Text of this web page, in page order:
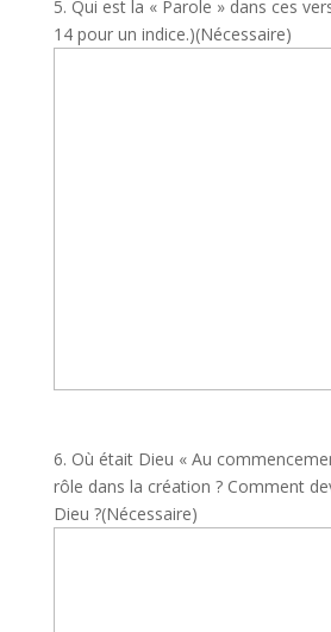
5. Qui est la « Parole » dans ces
14 pour un indice.)(Nécessaire)
6. Où était Dieu « Au
rôle dans la création ? Comment
Dieu ?(Nécessaire)